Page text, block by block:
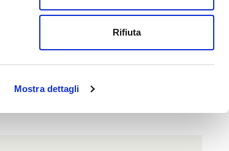
Mostra dettagli
Rifiuta
cerca nel sito